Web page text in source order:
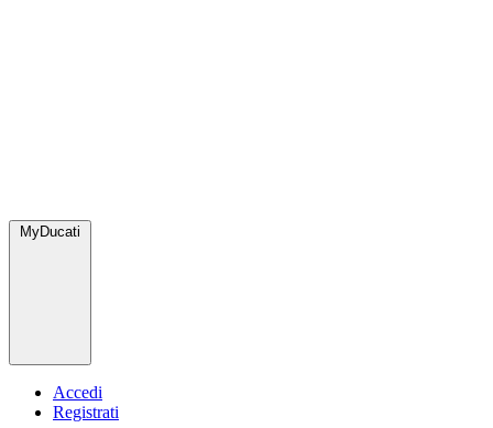
MyDucati
Accedi
Registrati